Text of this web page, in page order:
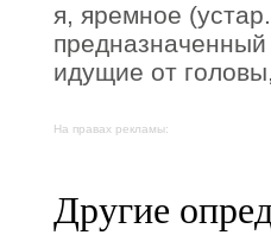
я, яремное
идущие от
На правах рекламы:
Другие